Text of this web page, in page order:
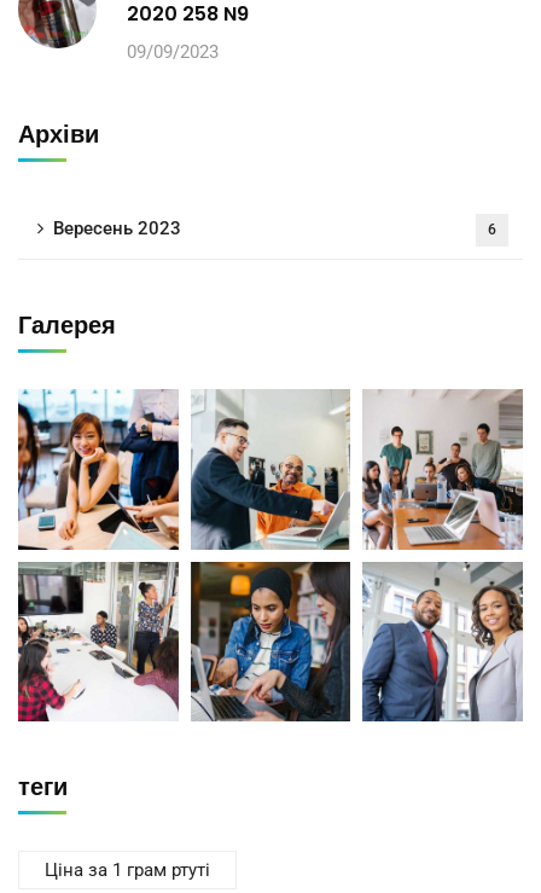
2020 258 N9
09/09/2023
Архіви
Вересень 2023 6
Галерея
теги
Ціна за 1 грам ртуті